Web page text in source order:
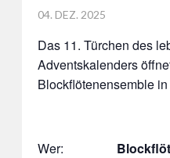
POSTED
04. DEZ. 2025
Das 11. Türchen des
Adventskalenders
Blockflötenensemble
Wer: